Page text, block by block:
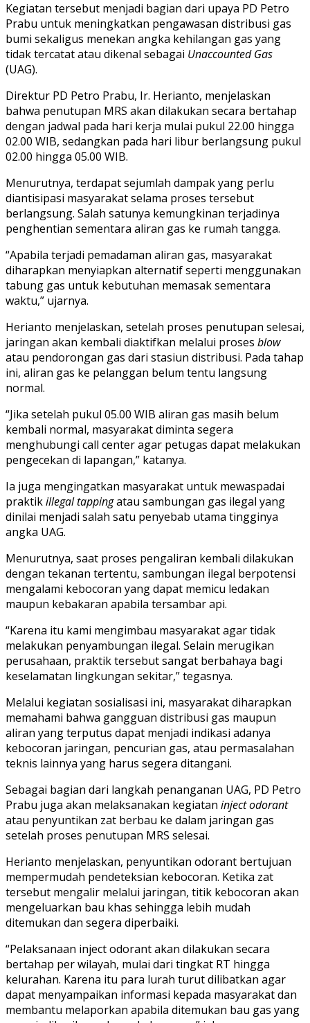
Kegiatan tersebut menjadi bagian dari upaya PD Petro
Prabu untuk meningkatkan pengawasan distribusi gas
bumi sekaligus menekan angka kehilangan gas yang
tidak tercatat atau dikenal sebagai Unaccounted Gas
(UAG).
Direktur PD Petro Prabu, Ir. Herianto, menjelaskan
bahwa penutupan MRS akan dilakukan secara bertahap
dengan jadwal pada hari kerja mulai pukul 22.00 hingga
02.00 WIB, sedangkan pada hari libur berlangsung pukul
02.00 hingga 05.00 WIB.
Menurutnya, terdapat sejumlah dampak yang perlu
diantisipasi masyarakat selama proses tersebut
berlangsung. Salah satunya kemungkinan terjadinya
penghentian sementara aliran gas ke rumah tangga.
“Apabila terjadi pemadaman aliran gas, masyarakat
diharapkan menyiapkan alternatif seperti menggunakan
tabung gas untuk kebutuhan memasak sementara
waktu,” ujarnya.
Herianto menjelaskan, setelah proses penutupan selesai,
jaringan akan kembali diaktifkan melalui proses blow
atau pendorongan gas dari stasiun distribusi. Pada tahap
ini, aliran gas ke pelanggan belum tentu langsung
normal.
“Jika setelah pukul 05.00 WIB aliran gas masih belum
kembali normal, masyarakat diminta segera
menghubungi call center agar petugas dapat melakukan
pengecekan di lapangan,” katanya.
Ia juga mengingatkan masyarakat untuk mewaspadai
praktikillegal tappingatau sambungan gas ilegal yang
dinilai menjadi salah satu penyebab utama tingginya
angka UAG.
Menurutnya, saat proses pengaliran kembali dilakukan
dengan tekanan tertentu, sambungan ilegal berpotensi
mengalami kebocoran yang dapat memicu ledakan
maupun kebakaran apabila tersambar api.
“Karena itu kami mengimbau masyarakat agar tidak
melakukan penyambungan ilegal. Selain merugikan
perusahaan, praktik tersebut sangat berbahaya bagi
keselamatan lingkungan sekitar,” tegasnya.
Melalui kegiatan sosialisasi ini, masyarakat diharapkan
memahami bahwa gangguan distribusi gas maupun
aliran yang terputus dapat menjadi indikasi adanya
kebocoran jaringan, pencurian gas, atau permasalahan
teknis lainnya yang harus segera ditangani.
Sebagai bagian dari langkah penanganan UAG, PD Petro
Prabu juga akan melaksanakan kegiatan inject odorant
atau penyuntikan zat berbau ke dalam jaringan gas
setelah proses penutupan MRS selesai.
Herianto menjelaskan, penyuntikan odorant bertujuan
mempermudah pendeteksian kebocoran. Ketika zat
tersebut mengalir melalui jaringan, titik kebocoran akan
mengeluarkan bau khas sehingga lebih mudah
ditemukan dan segera diperbaiki.
“Pelaksanaan inject odorant akan dilakukan secara
bertahap per wilayah, mulai dari tingkat RT hingga
kelurahan. Karena itu para lurah turut dilibatkan agar
dapat menyampaikan informasi kepada masyarakat dan
membantu melaporkan apabila ditemukan bau gas yang